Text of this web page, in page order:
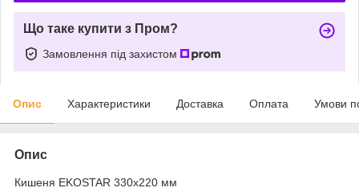
Що таке купити з Пром?
Замовлення під захистом
Опис Характеристики Доставка Оплата Умови
Опис
Кишеня EKOSTAR 330х220 мм